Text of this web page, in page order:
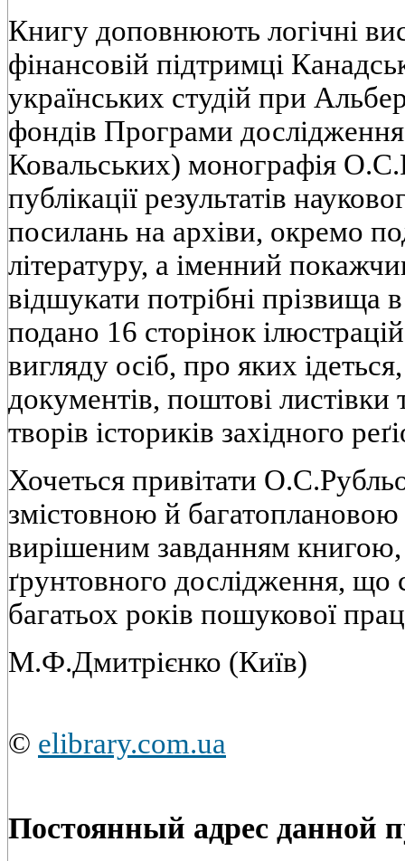
Книгу доповнюють логiчнi
фiнансовiй пiдтримцi
українських студiй при
фондiв Програми
Ковальських) монографiя
публiкацiї результатiв
посилань на архiви, окремо
лiтературу, а iменний
вiдшукати потрiбнi прiзвища
подано 16 сторiнок
вигляду осiб, про яких
документiв, поштовi листiвки
творiв iсторикiв захiдного
Хочеться привiтати
змiстовною й
вирiшеним завданням
ґрунтовного дослiдження, що
багатьох рокiв пошукової
М.Ф.Дмитрiєнко (Київ)
© elibrary.com.ua
Постоянный адрес данной